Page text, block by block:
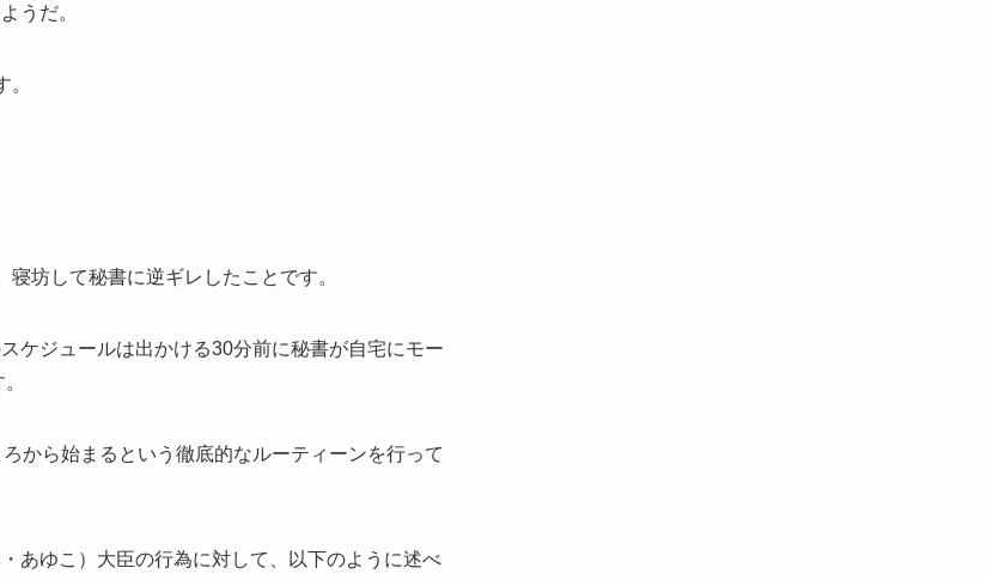
うだ。
坊して秘書に逆ギレしたことです。
ケジュールは出かける30分前に秘書が自宅にモー
から始まるという徹底的なルーティーンを行って
あゆこ）大臣の行為に対して、以下のように述べ